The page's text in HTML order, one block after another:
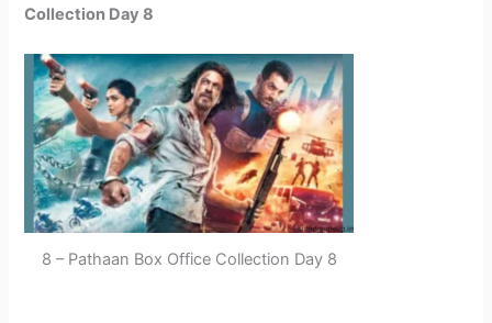
Collection Day 8
8 – Pathaan Box Office Collection Day 8